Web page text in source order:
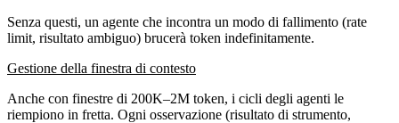
Senza questi, un agente che incontra un modo di fallimento (rate
limit, risultato ambiguo) brucerà token indefinitamente.
Gestione della finestra di contesto
Anche con finestre di 200K–2M token, i cicli degli agenti le
riempiono in fretta. Ogni osservazione (risultato di strumento,